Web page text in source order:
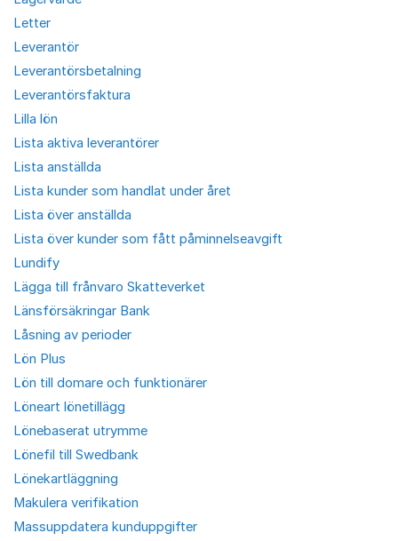
Letter
Leverantör
Leverantörsbetalning
Leverantörsfaktura
Lilla lön
Lista aktiva leverantörer
Lista anställda
Lista kunder som handlat under året
Lista över anställda
Lista över kunder som fått påminnelseavgift
Lundify
Lägga till frånvaro Skatteverket
Länsförsäkringar Bank
Låsning av perioder
Lön Plus
Lön till domare och funktionärer
Löneart lönetillägg
Lönebaserat utrymme
Lönefil till Swedbank
Lönekartläggning
Makulera verifikation
Massuppdatera kunduppgifter